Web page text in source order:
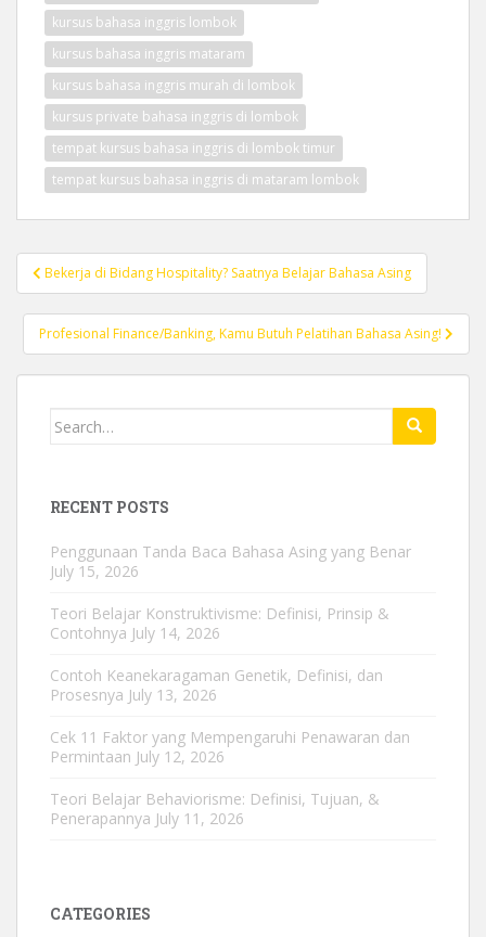
kursus bahasa inggris lombok
kursus bahasa inggris mataram
kursus bahasa inggris murah di lombok
kursus private bahasa inggris di lombok
tempat kursus bahasa inggris di lombok timur
tempat kursus bahasa inggris di mataram lombok
Post
navigation
Bekerja di Bidang Hospitality? Saatnya Belajar Bahasa Asing
Profesional Finance/Banking, Kamu Butuh Pelatihan Bahasa Asing!
Search
RECENT POSTS
Penggunaan Tanda Baca Bahasa Asing yang Benar
July 15, 2026
Teori Belajar Konstruktivisme: Definisi, Prinsip &
Contohnya July 14, 2026
Contoh Keanekaragaman Genetik, Definisi, dan
Prosesnya July 13, 2026
Cek 11 Faktor yang Mempengaruhi Penawaran dan
Permintaan July 12, 2026
Teori Belajar Behaviorisme: Definisi, Tujuan, &
Penerapannya July 11, 2026
CATEGORIES